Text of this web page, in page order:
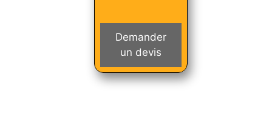
Demander
un devis